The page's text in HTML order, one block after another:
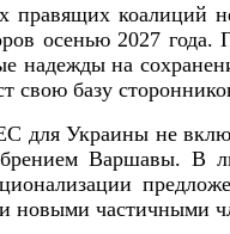
коалиций
осенью 2027 года.
надежды на
свою базу
для Украины не
Варшавы. В
новыми частичными